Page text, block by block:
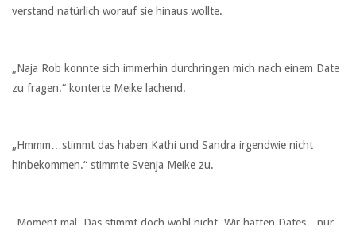
verstand natürlich worauf sie hinaus wollte.
„Naja Rob konnte sich immerhin durchringen mich nach einem Date
zu fragen.“ konterte Meike lachend.
„Hmmm…stimmt das haben Kathi und Sandra irgendwie nicht
hinbekommen.“ stimmte Svenja Meike zu.